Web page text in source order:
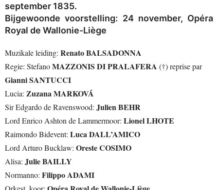
september 1835.
Bijgewoonde voorstelling: 24 november, Opéra
Royal de Wallonie-Liège
Muzikale leiding: Renato BALSADONNA
Regie: StefanoMAZZONIS DI PRALAFERA (†) reprise par
Gianni SANTUCCI
Lucia: Zuzana MARKOVÁ
Sir Edgardo de Ravenswood: Julien BEHR
Lord Enrico Ashton de Lammermoor: Lionel LHOTE
Raimondo Bidevent: Luca DALL’AMICO
Lord Arturo Bucklaw: Oreste COSIMO
Alisa: Julie BAILLY
Normanno: Filippo ADAMI